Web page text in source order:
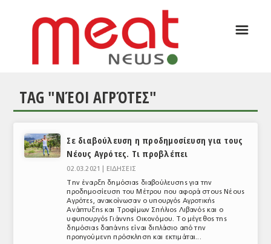
ΕΙΔΗΣΕΙΣ
ΘΕΜΑΤΑ
ΕΥΡΩΠΑΪΚΕΣ ΑΠΟΦΑΣΕΙΣ
☰
TAG "ΝΈΟΙ ΑΓΡΌΤΕΣ"
Σε διαβούλευση η προδημοσίευση για τους
Νέους Αγρότες. Τι προβλέπει
02.03.2021 |
ΕΙΔΗΣΕΙΣ
Την έναρξη δημόσιας διαβούλευσης για την
προδημοσίευση του Μέτρου που αφορά στους Νέους
Αγρότες, ανακοίνωσαν ο υπουργός Αγροτικής
Ανάπτυξης και Τροφίμων Σπήλιος Λιβανός και ο
υφυπουργός Γιάννης Οικονόμου. Το μέγεθος της
δημόσιας δαπάνης είναι διπλάσιο από την
προηγούμενη πρόσκληση και εκτιμάται...